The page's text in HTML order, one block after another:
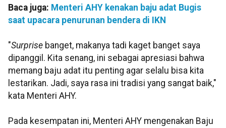
Baca juga: Menteri AHY kenakan baju adat Bugis
saat upacara penurunan bendera di IKN
"Surprise banget, makanya tadi kaget banget saya
dipanggil. Kita senang, ini sebagai apresiasi bahwa
memang baju adat itu penting agar selalu bisa kita
lestarikan. Jadi, saya rasa ini tradisi yang sangat baik,"
kata Menteri AHY.
Pada kesempatan ini, Menteri AHY mengenakan Baju